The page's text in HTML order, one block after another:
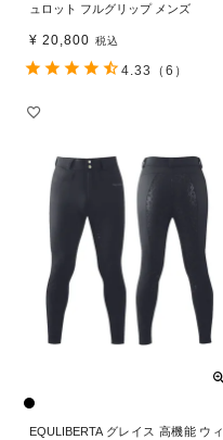
ュロット フルグリップ メンズ
¥ 20,800 税込
4.33 （6）
EQULIBERTA グレイス 高機能 ウィ